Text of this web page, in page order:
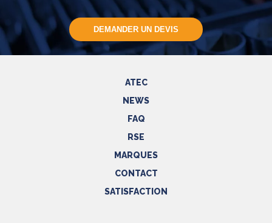
DEMANDER UN DEVIS
ATEC
NEWS
FAQ
RSE
MARQUES
CONTACT
SATISFACTION